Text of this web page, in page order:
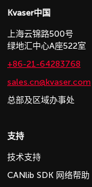
Kvaser中国
上海云锦路500号
绿地汇中心A座522室
+86-21-64283768
sales.cn@kvaser.com
总部及区域办事处
支持
技术支持
CANlib SDK 网络帮助